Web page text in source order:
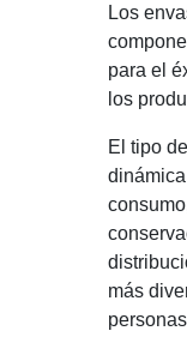
Los
para el
los
El tipo
más